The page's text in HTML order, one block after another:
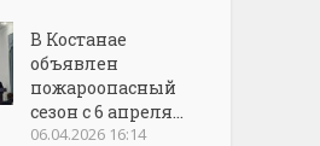
В Костанае
объявлен
пожароопасный
сезон с 6 апреля...
06.04.2026 16:14